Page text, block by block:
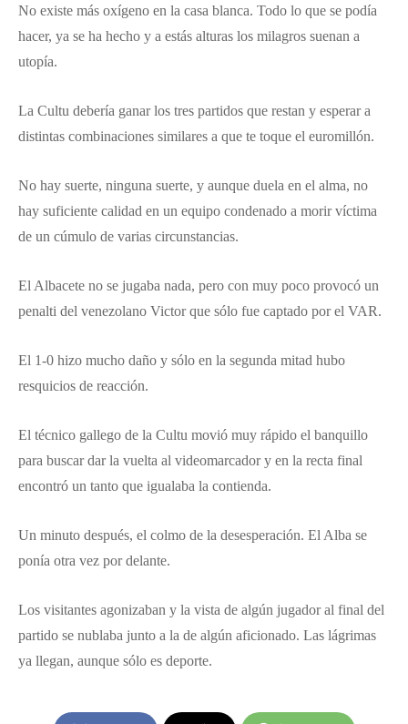
No existe más oxígeno en la casa blanca. Todo lo que se podía
hacer, ya se ha hecho y a estás alturas los milagros suenan a
utopía.
La Cultu debería ganar los tres partidos que restan y esperar a
distintas combinaciones similares a que te toque el euromillón.
No hay suerte, ninguna suerte, y aunque duela en el alma, no
hay suficiente calidad en un equipo condenado a morir víctima
de un cúmulo de varias circunstancias.
El Albacete no se jugaba nada, pero con muy poco provocó un
penalti del venezolano Victor que sólo fue captado por el VAR.
El 1-0 hizo mucho daño y sólo en la segunda mitad hubo
resquicios de reacción.
El técnico gallego de la Cultu movió muy rápido el banquillo
para buscar dar la vuelta al videomarcador y en la recta final
encontró un tanto que igualaba la contienda.
Un minuto después, el colmo de la desesperación. El Alba se
ponía otra vez por delante.
Los visitantes agonizaban y la vista de algún jugador al final del
partido se nublaba junto a la de algún aficionado. Las lágrimas
ya llegan, aunque sólo es deporte.